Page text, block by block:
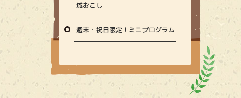
域おこし
週末・祝日限定！ミニプログラム